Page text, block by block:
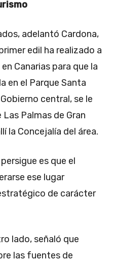
adelantó Cardona,
edil ha realizado a
Canarias para que la
en el Parque Santa
central, se le
Palmas de Gran
la Concejalía del área.
es que el
ese lugar
de carácter
lado, señaló que
las fuentes de